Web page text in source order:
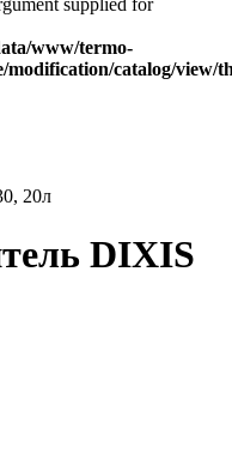
supplied for
www/termo-
modification/catalog/view/
20л
DIXIS